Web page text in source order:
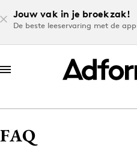
Jouw vak in je broekzak!
De beste leeservaring met de app
Log in
FAQ